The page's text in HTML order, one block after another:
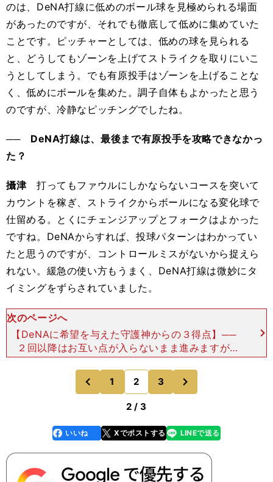
のは、DeNA打線に低めのボール球を見極められる場面
があったのですが、それでも徹底して低めに集めていた
ことです。ピッチャーとしては、低めの球を見られる
と、どうしてもゾーンを上げてストライクを取りにいこ
うとしてしまう。でも有原投手はゾーンを上げることな
く、低めにボールを集めた。調子自体もよかったと思う
のですが、冷静なピッチングでしたね。
── DeNA打線は、最後まで有原投手を攻略できなかっ
た？
攝津打ってもファウルにしかならないコースを突いて
カウントを稼ぎ、ストライクからボールになる変化球で
仕留める。とくにチェンジアップとフォークはよかった
ですね。DeNAからすれば、投球パターンはわかってい
たと思うのですが、コントロールミスがないから捉えら
れない。緩急の使い方もうまく、DeNA打線は微妙にタ
イミングをずらされていました。
次のページへ
【DeNAに希望を与えた守護神からの３得点】──
２回以降はお互い点が入らないまま進みますが、
９回表にソフトバンクが今宮健太選手、栗原陵矢選
手のタイムリーで３点を奪いました。攝津 DeNA
の小刻み
前
のページへ
1 2 3
2 / 3
faceboo
k
いいね Xでポストする
line LINEで送る